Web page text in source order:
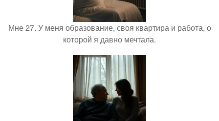
Мне 27. У меня образование, своя квартира и работа, о
которой я давно мечтала.